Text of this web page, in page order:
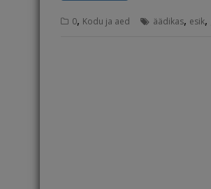
0, Kodu ja aed äädikas, esik,